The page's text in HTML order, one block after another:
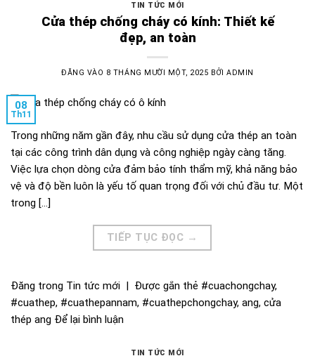
TIN TỨC MỚI
Cửa thép chống cháy có kính: Thiết kế
đẹp, an toàn
ĐĂNG VÀO 8 THÁNG MƯỜI MỘT, 2025 BỞIADMIN
08
Th11
Trong những năm gần đây, nhu cầu sử dụng cửa thép an toàn
tại các công trình dân dụng và công nghiệp ngày càng tăng.
Việc lựa chọn dòng cửa đảm bảo tính thẩm mỹ, khả năng bảo
vệ và độ bền luôn là yếu tố quan trọng đối với chủ đầu tư. Một
trong […]
TIẾP TỤC ĐỌC →
Đăng trong Tin tức mới | Được gắn thẻ #cuachongchay,
#cuathep, #cuathepannam, #cuathepchongchay, ang, cửa
thép ang Để lại bình luận
TIN TỨC MỚI